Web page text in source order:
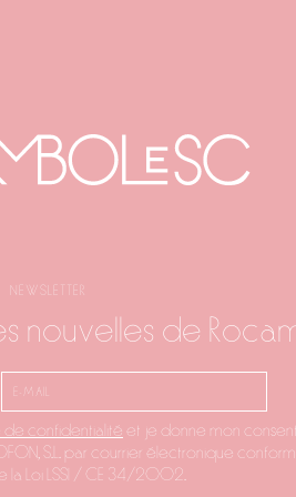
NEWSLETTER
nouvelles de
de confidentialité et je donne mon
S.L. par courrier électronique
la Loi LSSI / CE 34/2002.